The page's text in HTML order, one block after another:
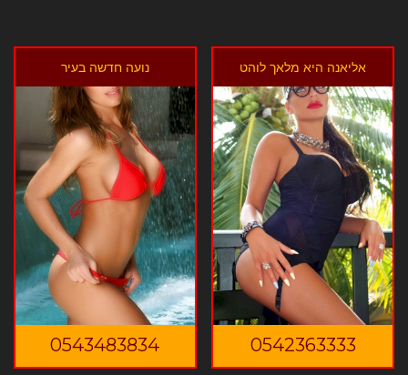
אליאנה היא מלאך לוהט
0542363333
נועה חדשה בעיר
0543483834